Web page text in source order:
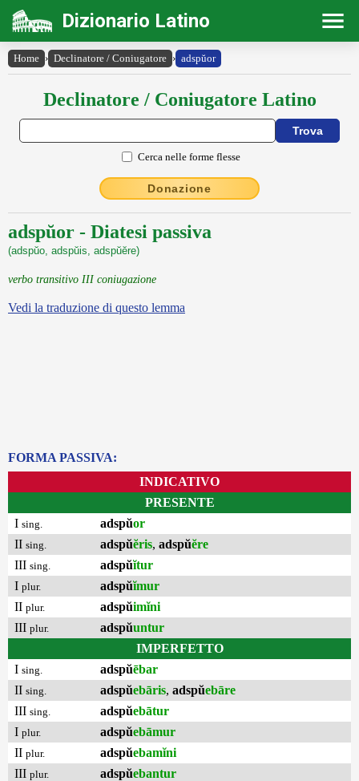
Dizionario Latino
Home › Declinatore / Coniugatore › adspŭor
Declinatore / Coniugatore Latino
Cerca nelle forme flesse
Donazione
adspŭor - Diatesi passiva
(adspŭo, adspŭis, adspŭĕre)
verbo transitivo III coniugazione
Vedi la traduzione di questo lemma
FORMA PASSIVA:
INDICATIVO
PRESENTE
I sing. adspŭor
II sing. adspŭĕris, adspŭĕre
III sing. adspŭĭtur
I plur. adspŭĭmur
II plur. adspŭimĭni
III plur. adspŭuntur
IMPERFETTO
I sing. adspŭēbar
II sing. adspŭebāris, adspŭebāre
III sing. adspŭebātur
I plur. adspŭebāmur
II plur. adspŭebamĭni
III plur. adspŭebantur